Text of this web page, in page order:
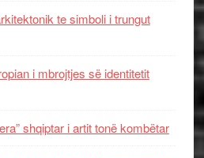
te simboli i trungut
i mbrojtjes së identitetit
shqiptar i artit tonë kombëtar